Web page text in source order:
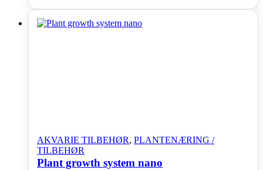
AKVARIE TILBEHØR, PLANTENÆRING /
TILBEHØR
Plant growth system nano